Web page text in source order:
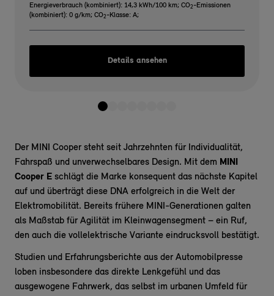
Energieverbrauch (kombiniert): 14,3 kWh/100 km; CO2 -Emissionen
(kombiniert): 0 g/km; CO2 -Klasse: A;
Details ansehen
Der MINI Cooper steht seit Jahrzehnten für Individualität,
Fahrspaß und unverwechselbares Design. Mit dem MINI
Cooper E schlägt die Marke konsequent das nächste Kapitel
auf und überträgt diese DNA erfolgreich in die Welt der
Elektromobilität. Bereits frühere MINI-Generationen galten
als Maßstab für Agilität im Kleinwagensegment – ein Ruf,
den auch die vollelektrische Variante eindrucksvoll bestätigt.
Studien und Erfahrungsberichte aus der Automobilpresse
loben insbesondere das direkte Lenkgefühl und das
ausgewogene Fahrwerk, das selbst im urbanen Umfeld für